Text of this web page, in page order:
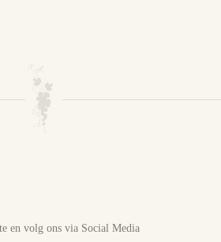
en volg ons via Social Media